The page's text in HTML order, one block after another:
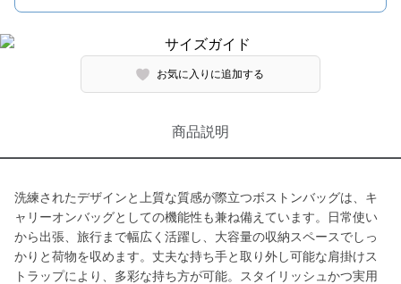
お気に入りに追加する
商品説明
洗練されたデザインと上質な質感が際立つボストンバッグは、キ
ャリーオンバッグとしての機能性も兼ね備えています。日常使い
から出張、旅行まで幅広く活躍し、大容量の収納スペースでしっ
かりと荷物を収めます。丈夫な持ち手と取り外し可能な肩掛けス
トラップにより、多彩な持ち方が可能。スタイリッシュかつ実用